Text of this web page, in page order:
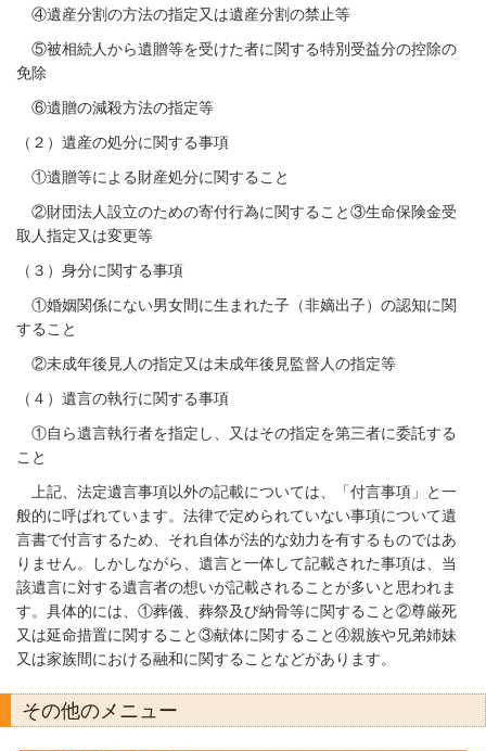
④遺産分割の方法の指定又は遺産分割の禁止等
⑤被相続人から遺贈等を受けた者に関する特別受益分の控除の
免除
⑥遺贈の減殺方法の指定等
（２）遺産の処分に関する事項
①遺贈等による財産処分に関すること
②財団法人設立のための寄付行為に関すること③生命保険金受
取人指定又は変更等
（３）身分に関する事項
①婚姻関係にない男女間に生まれた子（非嫡出子）の認知に関
すること
②未成年後見人の指定又は未成年後見監督人の指定等
（４）遺言の執行に関する事項
①自ら遺言執行者を指定し、又はその指定を第三者に委託する
こと
上記、法定遺言事項以外の記載については、「付言事項」と一
般的に呼ばれています。法律で定められていない事項について遺
言書で付言するため、それ自体が法的な効力を有するものではあ
りません。しかしながら、遺言と一体して記載された事項は、当
該遺言に対する遺言者の想いが記載されることが多いと思われま
す。具体的には、①葬儀、葬祭及び納骨等に関すること②尊厳死
又は延命措置に関すること③献体に関すること④親族や兄弟姉妹
又は家族間における融和に関することなどがあります。
その他のメニュー